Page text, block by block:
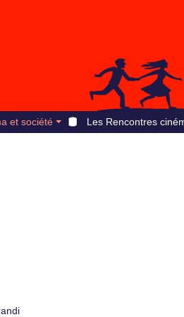
et société Les Rencontres